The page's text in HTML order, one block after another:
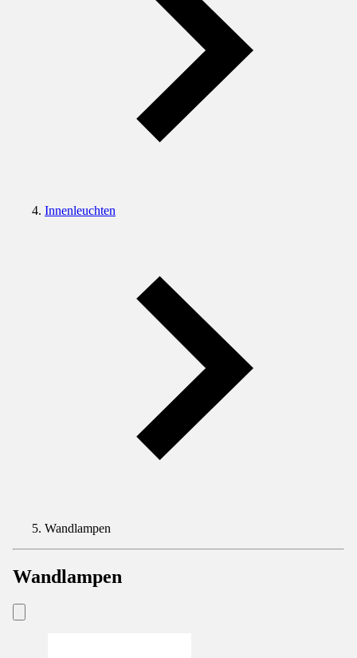
Innenleuchten
Wandlampen
Wandlampen